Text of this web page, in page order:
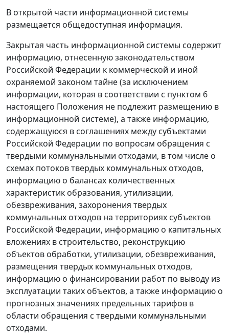
В открытой части информационной системы
размещается общедоступная информация.
Закрытая часть информационной системы содержит
информацию, отнесенную законодательством
Российской Федерации к коммерческой и иной
охраняемой законом тайне (за исключением
информации, которая в соответствии с пунктом 6
настоящего Положения не подлежит размещению в
информационной системе), а также информацию,
содержащуюся в соглашениях между субъектами
Российской Федерации по вопросам обращения с
твердыми коммунальными отходами, в том числе о
схемах потоков твердых коммунальных отходов,
информацию о балансах количественных
характеристик образования, утилизации,
обезвреживания, захоронения твердых
коммунальных отходов на территориях субъектов
Российской Федерации, информацию о капитальных
вложениях в строительство, реконструкцию
объектов обработки, утилизации, обезвреживания,
размещения твердых коммунальных отходов,
информацию о финансировании работ по выводу из
эксплуатации таких объектов, а также информацию о
прогнозных значениях предельных тарифов в
области обращения с твердыми коммунальными
отходами.